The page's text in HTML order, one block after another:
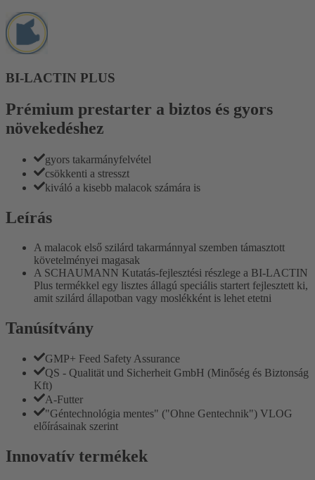
BI-LACTIN PLUS
Prémium prestarter a biztos és gyors
növekedéshez
gyors takarmányfelvétel
csökkenti a stresszt
kiváló a kisebb malacok számára is
Leírás
A malacok első szilárd takarmánnyal szemben támasztott
követelményei magasak
A SCHAUMANN Kutatás-fejlesztési részlege a BI-LACTIN
Plus termékkel egy lisztes állagú speciális startert fejlesztett ki,
amit szilárd állapotban vagy moslékként is lehet etetni
Tanúsítvány
GMP+ Feed Safety Assurance
QS - Qualität und Sicherheit GmbH (Minőség és Biztonság
Kft)
A-Futter
"Géntechnológia mentes" ("Ohne Gentechnik") VLOG
előírásainak szerint
Innovatív termékek